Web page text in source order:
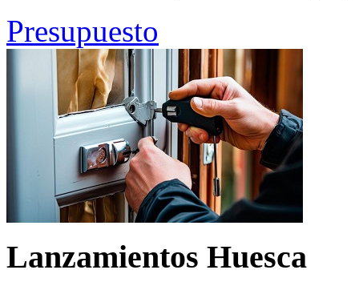
Presupuesto
Lanzamientos Huesca